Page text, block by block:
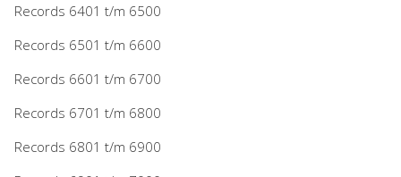
Records 6401 t/m 6500
Records 6501 t/m 6600
Records 6601 t/m 6700
Records 6701 t/m 6800
Records 6801 t/m 6900